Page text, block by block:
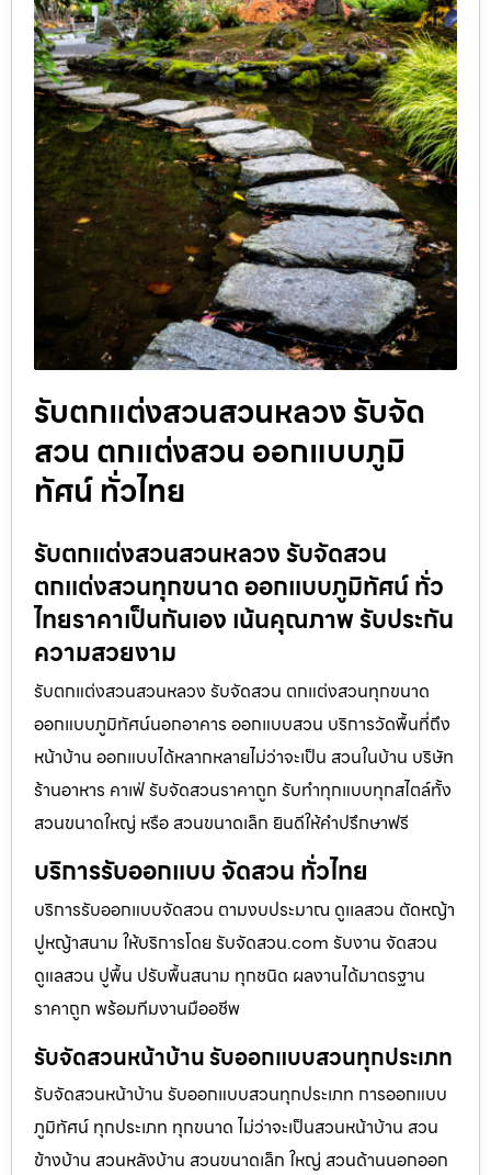
รับตกแต่งสวนสวนหลวง รับจัด
สวน ตกแต่งสวน ออกแบบภูมิ
ทัศน์ ทั่วไทย
รับตกแต่งสวนสวนหลวง รับจัดสวน
ตกแต่งสวนทุกขนาด ออกแบบภูมิทัศน์ ทั่ว
ไทยราคาเป็นกันเอง เน้นคุณภาพ รับประกัน
ความสวยงาม
รับตกแต่งสวนสวนหลวง รับจัดสวน ตกแต่งสวนทุกขนาด
ออกแบบภูมิทัศน์นอกอาคาร ออกแบบสวน บริการวัดพื้นที่ถึง
หน้าบ้าน ออกแบบได้หลากหลายไม่ว่าจะเป็น สวนในบ้าน บริษัท
ร้านอาหาร คาเฟ่ รับจัดสวนราคาถูก รับทำทุกแบบทุกสไตล์ทั้ง
สวนขนาดใหญ่ หรือ สวนขนาดเล็ก ยินดีให้คำปรึกษาฟรี
บริการรับออกแบบ จัดสวน ทั่วไทย
บริการรับออกแบบจัดสวน ตามงบประมาณ ดูเเลสวน ตัดหญ้า
ปูหญ้าสนาม ให้บริการโดย รับจัดสวน.com รับงาน จัดสวน
ดูแลสวน ปูพื้น ปรับพื้นสนาม ทุกชนิด ผลงานได้มาตรฐาน
ราคาถูก พร้อมทีมงานมืออชีพ
รับจัดสวนหน้าบ้าน รับออกแบบสวนทุกประเภท
รับจัดสวนหน้าบ้าน รับออกแบบสวนทุกประเภท การออกแบบ
ภูมิทัศน์ ทุกประเภท ทุกขนาด ไม่ว่าจะเป็นสวนหน้าบ้าน สวน
ข้างบ้าน สวนหลังบ้าน สวนขนาดเล็ก ใหญ่ สวนด้านนอกออก